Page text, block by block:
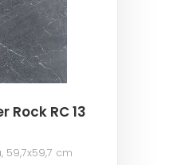
Rock RC 13
59,7x59,7 cm